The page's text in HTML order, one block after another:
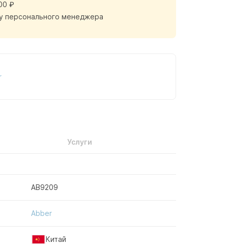
₽
персонального менеджера
Услуги
AB9209
Abber
Китай